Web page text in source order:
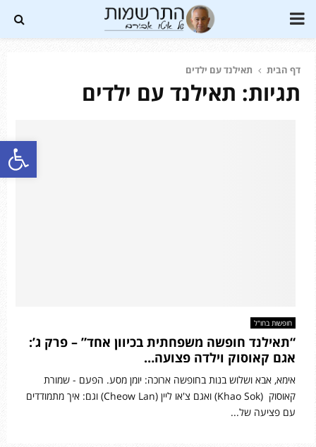
פתח סרגל נגישות
PRIMARY
דף הבית תאילנד עם ילדים
תגיות: תאילנד עם ילדים
חופשות בחו"ל
“תאילנד חופשה משפחתית בכיוון אחד” – פרק ג’:
אגם קאוסוק וילדה פצועה…
אימא, אבא ושלוש בנות בחופשה ארוכה: יומן מסע. הפעם - שמורת
קאוסוק (Khao Sok) ואגם צ'או ליין (Cheow Lan) וגם: איך מתמודדים
עם פציעה של...